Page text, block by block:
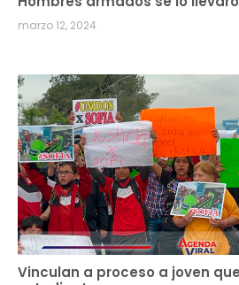
marzo 12, 2024
Vinculan a proceso a joven